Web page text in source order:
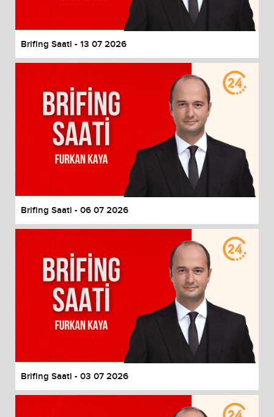
Brifing Saati - 13 07 2026
Brifing Saati - 06 07 2026
Brifing Saati - 03 07 2026